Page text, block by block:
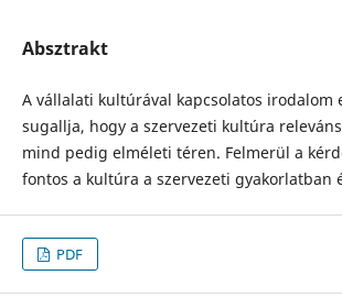
Absztrakt
A vállalati kultúrával kapcsolatos irodalom
sugallja, hogy a szervezeti kultúra
mind pedig elméleti téren. Felmerül a
fontos a kultúra a szervezeti gyakorlatban
PDF